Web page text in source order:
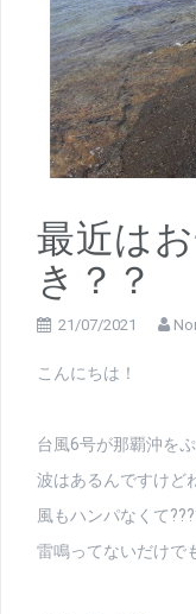
最近は
き？？
21/07/2021
こんにちは！
台風6号が那覇沖を
波はあるんですけど
風もハンパなくて
雷鳴ってないだけで